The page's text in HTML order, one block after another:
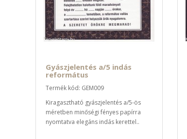
Gyászjelentés a/5 indás
református
Termék kód: GEM009
Kiragasztható gyászjelentés a/5-ös
méretben minőségi fényes papírra
nyomtatva elegáns indás kerettel..